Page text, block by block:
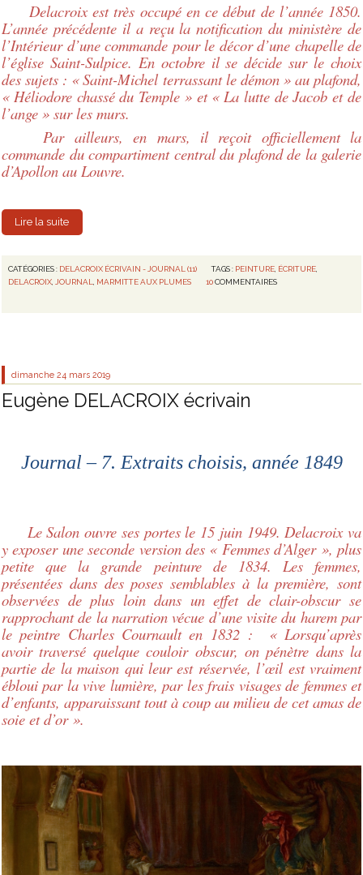
Delacroix est très occupé en ce début de l’année 1850.
L’année précédente il a reçu la notification du ministère de
l’Intérieur d’une commande pour le décor d’une chapelle de
l’église Saint-Sulpice. En octobre il se décide sur le choix
des sujets : « Saint-Michel terrassant le démon » au plafond,
« Héliodore chassé du Temple » et « La lutte de Jacob et de
l’ange » sur les murs.
Par ailleurs, en mars, il reçoit officiellement la
commande du compartiment central du plafond de la galerie
d’Apollon au Louvre.
Lire la suite
CATÉGORIES : DELACROIX ÉCRIVAIN - JOURNAL (11) TAGS : PEINTURE ÉCRITURE
DELACROIX JOURNAL MARMITTE AUX PLUMES 10 COMMENTAIRES
dimanche 24 mars 2019
Eugène DELACROIX écrivain
Journal – 7. Extraits choisis, année 1849
Le Salon ouvre ses portes le 15 juin 1949. Delacroix va
y exposer une seconde version des « Femmes d’Alger », plus
petite que la grande peinture de 1834. Les femmes,
présentées dans des poses semblables à la première, sont
observées de plus loin dans un effet de clair-obscur se
rapprochant de la narration vécue d’une visite du harem par
le peintre Charles Cournault en 1832 : « Lorsqu’après
avoir traversé quelque couloir obscur, on pénètre dans la
partie de la maison qui leur est réservée, l’œil est vraiment
ébloui par la vive lumière, par les frais visages de femmes et
d’enfants, apparaissant tout à coup au milieu de cet amas de
soie et d’or ».